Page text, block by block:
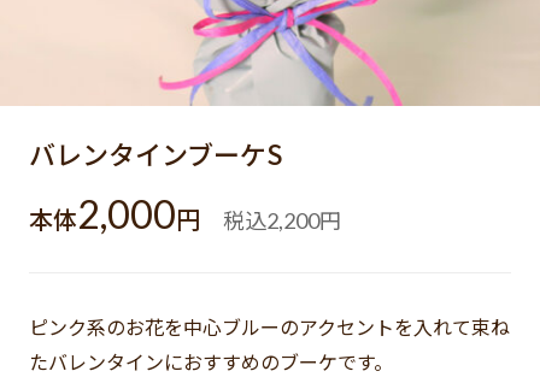
バレンタインブーケS
本体2,000円 税込2,200円
ピンク系のお花を中心ブルーのアクセントを入れて束ね
たバレンタインにおすすめのブーケです。